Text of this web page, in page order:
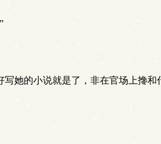
她的小说就是了，非在官场上搀